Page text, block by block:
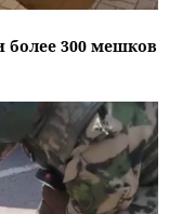
более 300 мешков